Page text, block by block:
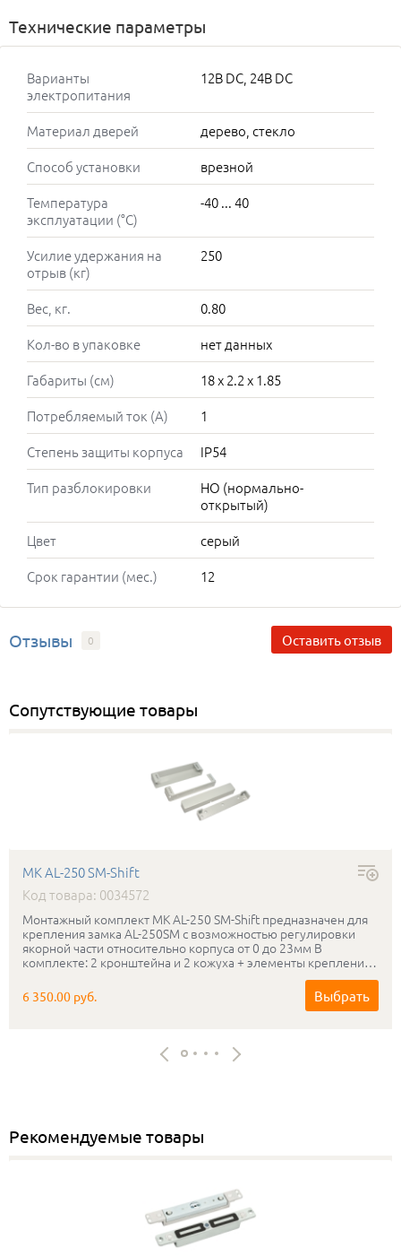
Технические параметры
Варианты
электропитания
12В DC, 24В DC
Материал дверей
дерево, стекло
Способ установки
врезной
Температура
эксплуатации (°C)
-40 ... 40
Усилие удержания на
отрыв (кг)
250
Вес, кг.
0.80
Кол-во в упаковке
нет данных
Габариты (см)
18 x 2.2 x 1.85
Потребляемый ток (А)
1
Степень защиты корпуса
IP54
Тип разблокировки
НО (нормально-
открытый)
Цвет
серый
Срок гарантии (мес.)
12
Отзывы 0 Оставить отзыв
Сопутствующие товары
МК AL-250 SM-Shift
Код товара: 0034572
Монтажный комплект МК AL-250 SM-Shift предназначен для
крепления замка AL-250SM с возможностью регулировки
якорной части относительно корпуса от 0 до 23мм В
комплекте: 2 кронштейна и 2 кожуха + элементы крепления
6 350.00 руб. Выбрать
Рекомендуемые товары